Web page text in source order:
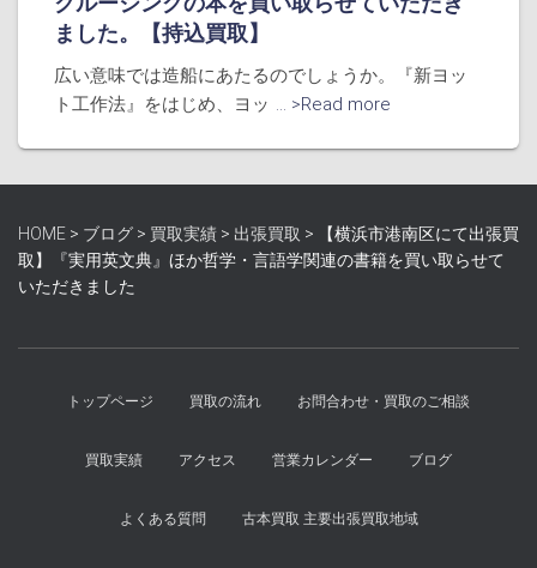
ました。【持込買取】
広い意味では造船にあたるのでしょうか。『新ヨッ
ト工作法』をはじめ、ヨッ ... >Read more
HOME > ブログ > 買取実績 > 出張買取 >
【横浜市港南区にて出張買
取】『実用英文典』ほか哲学・言語学関連の書籍を買い取らせて
いただきました
トップページ 買取の流れ お問合わせ・買取のご相談
買取実績 アクセス 営業カレンダー ブログ
よくある質問 古本買取 主要出張買取地域